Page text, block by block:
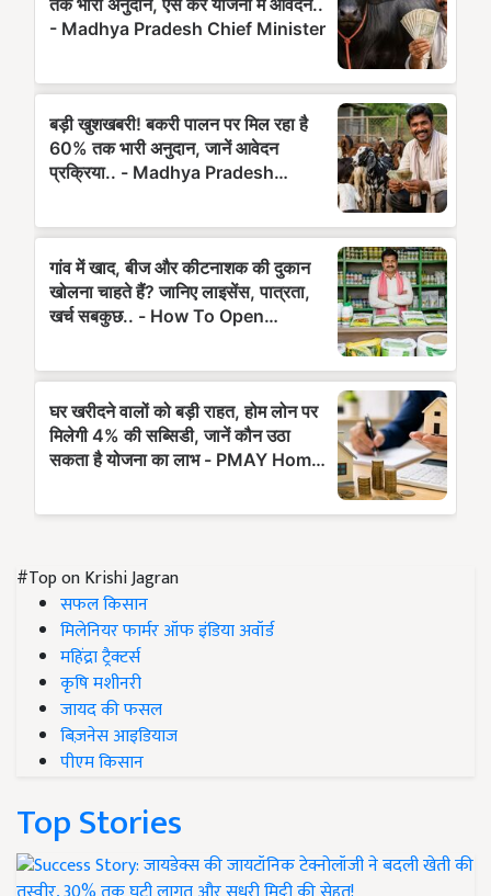
#Top on Krishi Jagran
सफल किसान
मिलेनियर फार्मर ऑफ इंडिया अवॉर्ड
महिंद्रा ट्रैक्टर्स
कृषि मशीनरी
जायद की फसल
बिज़नेस आइडियाज
पीएम किसान
Top Stories